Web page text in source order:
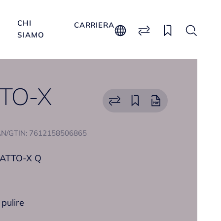
CHI
SIAMO
CARRIERA
X
GTIN: 7612158506865
X Q